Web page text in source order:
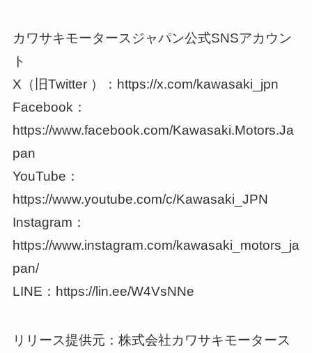
カワサキモータースジャパン公式SNSアカウン
ト
X（旧Twitter ）：https://x.com/kawasaki_jpn
Facebook：
https://www.facebook.com/Kawasaki.Motors.Ja
pan
YouTube：
https://www.youtube.com/c/Kawasaki_JPN
Instagram：
https://www.instagram.com/kawasaki_motors_ja
pan/
LINE：https://lin.ee/W4VsNNe
リリース提供元：株式会社カワサキモータース